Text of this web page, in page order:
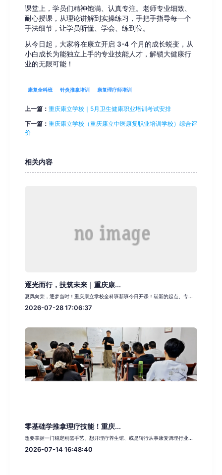
课堂上，学员们精神饱满、认真专注。老师专业细致、
耐心授课，从理论讲解到实操练习，手把手指导每一个
手法细节，让学员听懂、学会、练到位。
从今日起，大家将在康立开启 3-4 个月的成长蜕变，从
小白成长为能独立上手的专业技能人才，解锁大健康行
业的无限可能！
康复全科班 针灸推拿培训 康复理疗师培训
上一篇： 重庆康立学校｜5月卫生健康职业培训考试安排
下一篇： 重庆康立学校（重庆康立中医康复职业培训学校）综合评
价
相关内容
逐光而行，技筑未来｜重庆康...
夏风向荣，逐梦当时！重庆康立学校全科班新班今日开课！崭新的起点、专...
2026-07-28 17:06:37
零基础学推拿理疗技能！重庆...
想要掌握一门稳定刚需手艺、想开理疗养生馆、或是转行从事康复调理行业...
2026-07-14 16:48:40